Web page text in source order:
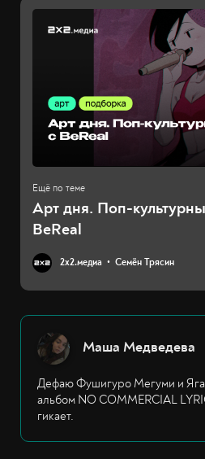
Арт дня. Поп-
BeReal
2х2.медиа Семён Трясин
Маша Медведева
Дефаю Фушигуро Мегуми и
альбом NO COMMERCIAL
гикает.